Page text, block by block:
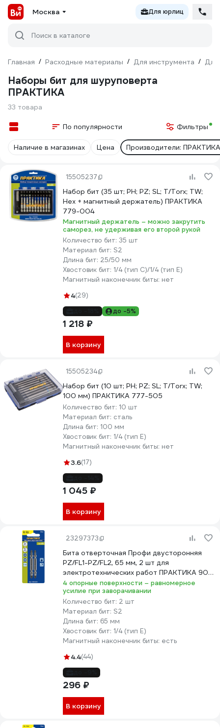
Москва Для юрлиц
Поиск в каталоге
Главная / Расходные материалы / Для инструмента / Для
Наборы бит для шуруповерта
ПРАКТИКА
33 товара
По популярности Фильтры
Наличие в магазинах Цена Производители: ПРАКТИКА
15505237
Набор бит (35 шт; PH; PZ; SL; T/Torx; TW;
Hex + магнитный держатель) ПРАКТИКА
779-004
Магнитный держатель – можно закрутить
саморез, не удерживая его второй рукой
Количество бит: 35 шт
Материал бит: S2
Длина бит: 25/50 мм
Хвостовик бит: 1/4 (тип С)/1/4 (тип Е)
Магнитный наконечник биты: нет
4(29)
до -5%
1 218 ₽
В корзину
15505234
Набор бит (10 шт; PH; PZ; SL; T/Torx; TW;
100 мм) ПРАКТИКА 777-505
Количество бит: 10 шт
Материал бит: сталь
Длина бит: 100 мм
Хвостовик бит: 1/4 (тип Е)
Магнитный наконечник биты: нет
3.6(17)
1 045 ₽
В корзину
23297373
Бита отверточная Профи двусторонняя
PZ/FL1-PZ/FL2, 65 мм, 2 шт для
электротехнических работ ПРАКТИКА 906-
821
4 опорные поверхности – равномерное
усилие при заворачивании
Количество бит: 2 шт
Материал бит: S2
Длина бит: 65 мм
Хвостовик бит: 1/4 (тип Е)
Магнитный наконечник биты: есть
4.4(44)
296 ₽
В корзину